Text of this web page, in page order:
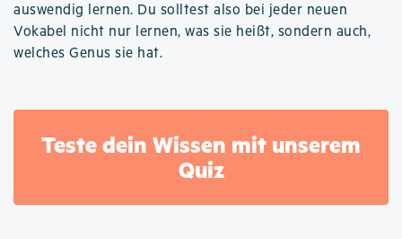
auswendig lernen. Du solltest also bei jeder neuen
Vokabel nicht nur lernen, was sie heißt, sondern auch,
welches Genus sie hat.
Teste dein Wissen mit unserem
Quiz